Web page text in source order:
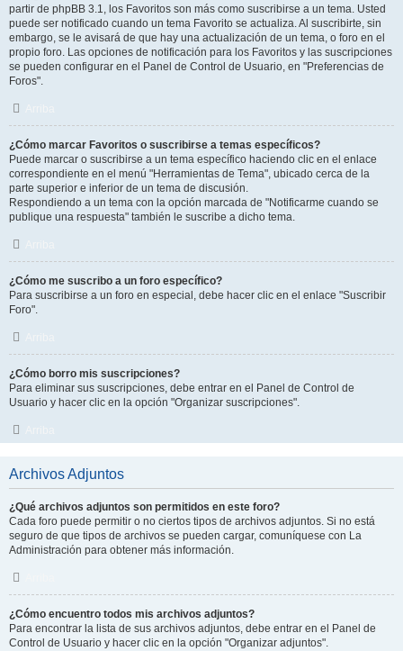
partir de phpBB 3.1, los Favoritos son más como suscribirse a un tema. Usted
puede ser notificado cuando un tema Favorito se actualiza. Al suscribirte, sin
embargo, se le avisará de que hay una actualización de un tema, o foro en el
propio foro. Las opciones de notificación para los Favoritos y las suscripciones
se pueden configurar en el Panel de Control de Usuario, en "Preferencias de
Foros".
¿Cómo marcar Favoritos o suscribirse a temas específicos?
Puede marcar o suscribirse a un tema específico haciendo clic en el enlace
correspondiente en el menú "Herramientas de Tema", ubicado cerca de la
parte superior e inferior de un tema de discusión.
Respondiendo a un tema con la opción marcada de "Notificarme cuando se
publique una respuesta" también le suscribe a dicho tema.
¿Cómo me suscribo a un foro específico?
Para suscribirse a un foro en especial, debe hacer clic en el enlace "Suscribir
Foro".
¿Cómo borro mis suscripciones?
Para eliminar sus suscripciones, debe entrar en el Panel de Control de
Usuario y hacer clic en la opción "Organizar suscripciones".
Archivos Adjuntos
¿Qué archivos adjuntos son permitidos en este foro?
Cada foro puede permitir o no ciertos tipos de archivos adjuntos. Si no está
seguro de que tipos de archivos se pueden cargar, comuníquese con La
Administración para obtener más información.
¿Cómo encuentro todos mis archivos adjuntos?
Para encontrar la lista de sus archivos adjuntos, debe entrar en el Panel de
Control de Usuario y hacer clic en la opción "Organizar adjuntos".